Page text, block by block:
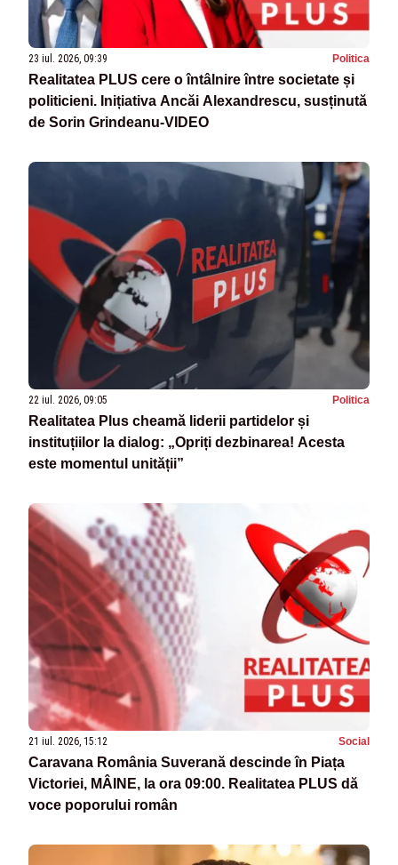
23 iul. 2026, 09:39 Politica
Realitatea PLUS cere o întâlnire între societate și
politicieni. Inițiativa Ancăi Alexandrescu, susținută
de Sorin Grindeanu-VIDEO
22 iul. 2026, 09:05 Politica
Realitatea Plus cheamă liderii partidelor și
instituțiilor la dialog: „Opriți dezbinarea! Acesta
este momentul unității”
21 iul. 2026, 15:12 Social
Caravana România Suverană descinde în Piața
Victoriei, MÂINE, la ora 09:00. Realitatea PLUS dă
voce poporului român